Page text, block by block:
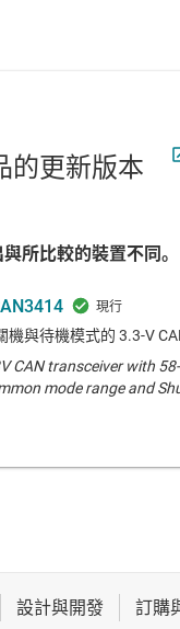
的更新版本
所比較的裝置不同。
機與待機模式的 3.3-V
CAN transceiver with
mode range and